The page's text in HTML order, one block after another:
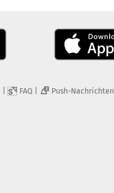
FAQ 2 Push-Nachrichten